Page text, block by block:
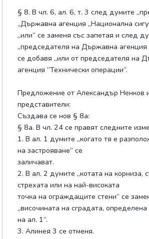
§ 8. В чл. 6, ал. 6, т. 3 след думите
„Държавна агенция „Национална
„или“ се заменя със запетая и след
„председателя на Държавна агенция
се добавя „или от председателя на
агенция “Технически операции“.
Предложение от Александър Ненков
представители:
Създава се нов § 8а:
§ 8а. В чл. 24 се правят следните
1. В ал. 1 думите „когато тя е
на застрояване“ се
заличават.
2. В ал. 2 думите „котата на корниза,
стрехата или на най-високата
точка на ограждащите стени“ се
„височината на сградата,
на ал. 1“.
3. Алинея 3 се отменя.